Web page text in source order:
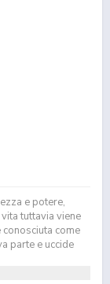
e potere,
tuttavia viene
come
parte e uccide